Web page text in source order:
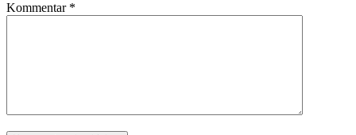
Kommentar *